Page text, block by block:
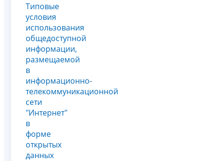
Типовые
условия
использования
общедоступной
информации,
размещаемой
в
информационно-
телекоммуникационной
сети
"Интернет"
в
форме
открытых
данных